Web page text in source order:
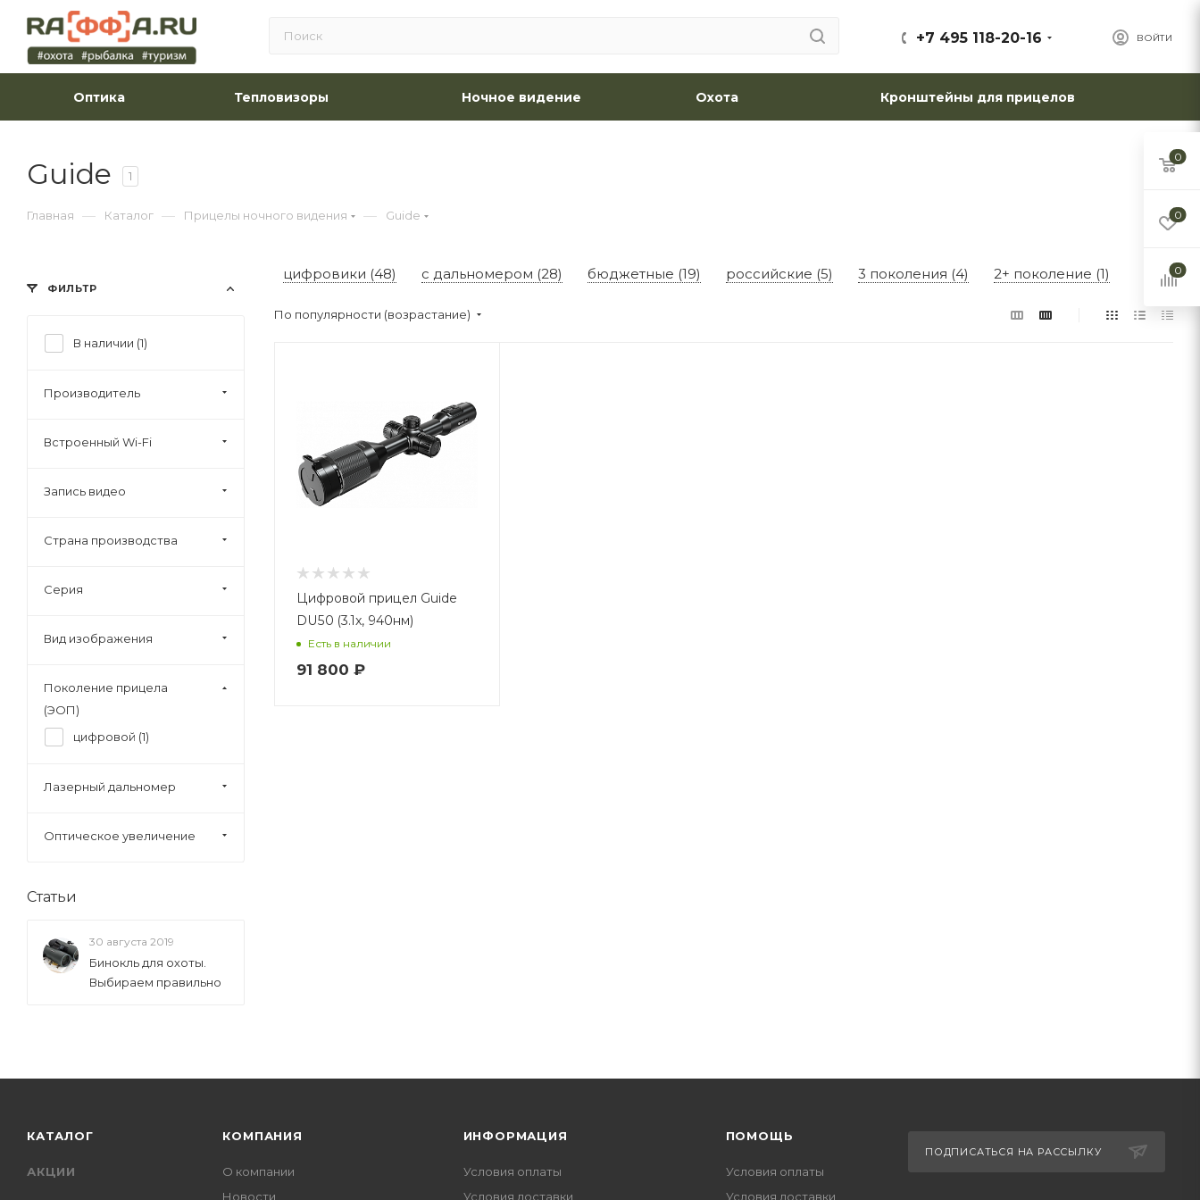
ВОЙТИ
+7 495 118-20-16
Оптика Тепловизоры Ночное видение Охота Кронштейны для прицелов
Guide 1
Главная — Каталог — Прицелы ночного видения — Guide
цифровики (48) с дальномером (28) бюджетные (19) российские (5) 3 поколения (4) 2+ поколение (1)
По популярности (возрастание)
Цифровой прицел Guide
DU50 (3.1x, 940нм)
Есть в наличии
91 800 ₽
ФИЛЬТР
В наличии (1)
Производитель
Встроенный Wi-Fi
Запись видео
Страна производства
Серия
Вид изображения
Поколение прицела
(ЭОП)
цифровой (1)
Лазерный дальномер
Оптическое увеличение
Статьи
30 августа 2019
Бинокль для охоты.
Выбираем правильно
КАТАЛОГ
АКЦИИ
КОМПАНИЯ
О компании
Новости
ИНФОРМАЦИЯ
Условия оплаты
Условия доставки
ПОМОЩЬ
Условия оплаты
Условия доставки
ПОДПИСАТЬСЯ НА РАССЫЛКУ
0
0
0